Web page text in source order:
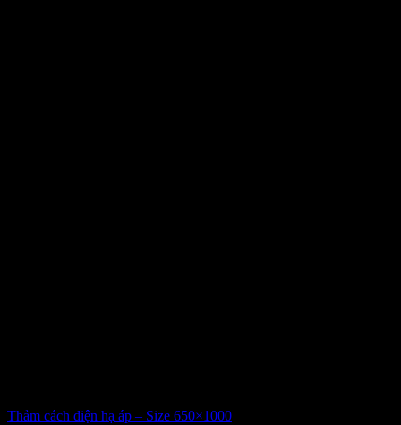
Thảm cách điện hạ áp – Size 650×1000